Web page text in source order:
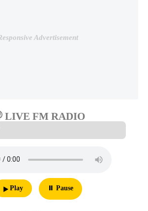
Advertisement
LIVE FM RADIO
▶ Play ⏸ Pause